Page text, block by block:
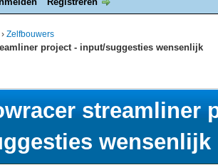
› Zelfbouwers
project - input/suggesties wensenlijk
streamliner
wensenlijk